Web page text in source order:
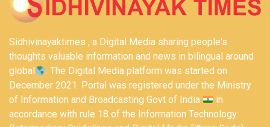
Sidhivinayaktimes , a Digital Media sharing people's
thoughts valuable information and news in bilingual around
global
. The Digital Media platform was started on
December 2021. Portal was registered under the Ministry
of Information and Broadcasting Govt of India
in
accordance with rule 18 of the Information Technology